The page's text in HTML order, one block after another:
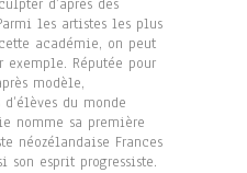
d’après des
les artistes les plus
académie, on peut
Réputée pour
modèle,
du monde
nomme sa première
néozélandaise Frances
son esprit progressiste.